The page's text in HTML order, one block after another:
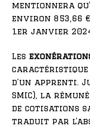
mentionnera
environ 853,66
1er janvier
Les
caractéristique
d’un apprenti.
SMIC), la
de cotisations
traduit par